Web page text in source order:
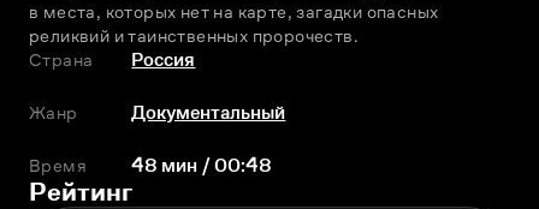
в места, которых нет на карте, загадки опасных
реликвий и таинственных пророчеств.
Страна
Россия
Жанр Документальный
Время 48 мин / 00:48
Рейтинг